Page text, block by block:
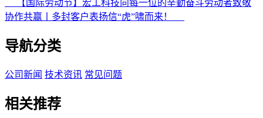
【国际劳动节】宏工科技向每一位的辛勤奋斗劳动者致敬
协作共赢丨多封客户表扬信“虎”啸而来！
导航分类
公司新闻 技术资讯 常见问题
相关推荐